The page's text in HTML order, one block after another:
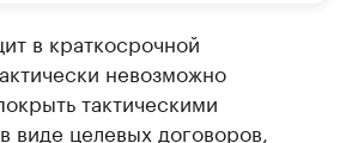
в краткосрочной
невозможно
тактическими
виде целевых договоров,